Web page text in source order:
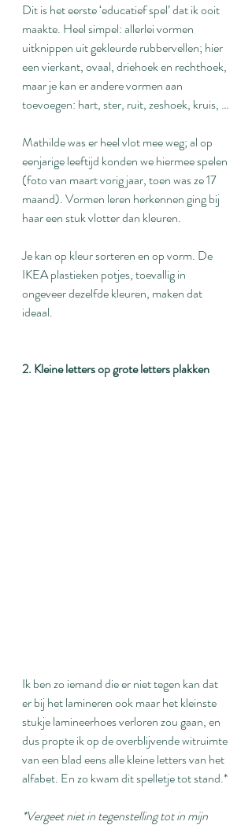
Dit is het eerste ‘educatief spel’ dat ik ooit
maakte. Heel simpel: allerlei vormen
uitknippen uit gekleurde rubbervellen; hier
een vierkant, ovaal, driehoek en rechthoek,
maar je kan er andere vormen aan
toevoegen: hart, ster, ruit, zeshoek, kruis, …
Mathilde was er heel vlot mee weg; al op
eenjarige leeftijd konden we hiermee spelen
(foto van maart vorig jaar, toen was ze 17
maand). Vormen leren herkennen ging bij
haar een stuk vlotter dan kleuren.
Je kan op kleur sorteren en op vorm. De
IKEA plastieken potjes, toevallig in
ongeveer dezelfde kleuren, maken dat
ideaal.
2. Kleine letters op grote letters plakken
Ik ben zo iemand die er niet tegen kan dat
er bij het lamineren ook maar het kleinste
stukje lamineerhoes verloren zou gaan, en
dus propte ik op de overblijvende witruimte
van een blad eens alle kleine letters van het
alfabet. En zo kwam dit spelletje tot stand.*
*Vergeet niet in tegenstelling tot in mijn